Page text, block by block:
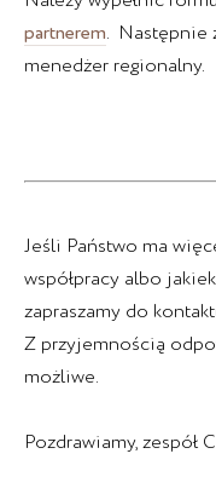
partnerem. Następnie
menedżer regionalny.
Jeśli Państwo ma
współpracy albo
zapraszamy do
Z przyjemnością
możliwe.
Pozdrawiamy, zespół